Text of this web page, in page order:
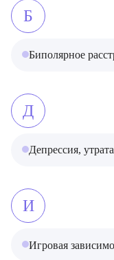
Б
Биполярное
Д
Депрессия,
И
Игровая